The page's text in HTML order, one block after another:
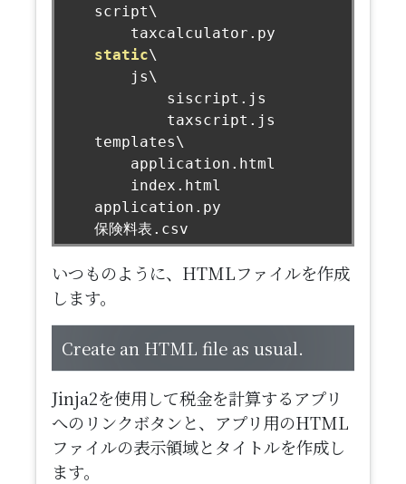
    script\
        taxcalculator
. py
static\
        js\
            siscript
. js
            taxscript
. js
    templates\
        application
. html
        index
. html
    application
. py
保険料表. csv
いつものように、HTMLファイルを作成
します。
​Create an HTML file as usual.
Jinja2を使用して税金を計算するアプリ
へのリンクボタンと、アプリ用のHTML
ファイルの表示領域とタイトルを作成し
ます。